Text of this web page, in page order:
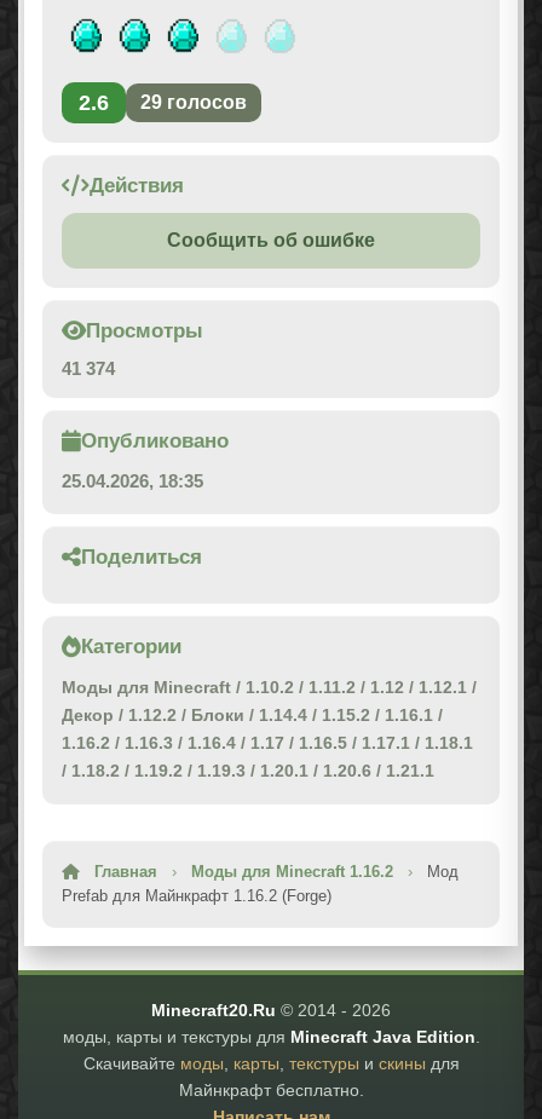
2.6 29 голосов
Действия
Сообщить об ошибке
Просмотры
41 374
Опубликовано
25.04.2026, 18:35
Поделиться
Категории
Моды для Minecraft / 1.10.2 / 1.11.2 / 1.12 / 1.12.1 /
Декор / 1.12.2 / Блоки / 1.14.4 / 1.15.2 / 1.16.1 /
1.16.2 / 1.16.3 / 1.16.4 / 1.17 / 1.16.5 / 1.17.1 / 1.18.1
/ 1.18.2 / 1.19.2 / 1.19.3 / 1.20.1 / 1.20.6 / 1.21.1
Главная › Моды для Minecraft 1.16.2 ›
Мод
Prefab для Майнкрафт 1.16.2 (Forge)
Minecraft20.Ru © 2014 - 2026
моды, карты и текстуры для Minecraft Java Edition
Скачивайте моды карты текстуры и скины для
Майнкрафт бесплатно.